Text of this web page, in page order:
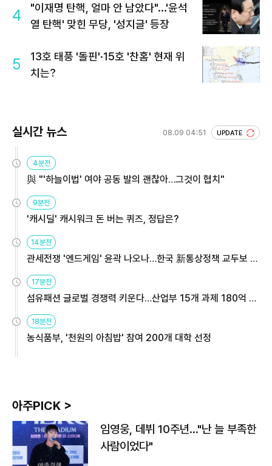
4
"이재명 탄핵, 얼마 안 남았다"...'윤석
열 탄핵' 맞힌 무당, '성지글' 등장
5
13호 태풍 '돌핀'·15호 '찬홈' 현재 위
치는?
실시간 뉴스 08.09 04:51 UPDATE
4분전
與 "'하늘이법' 여야 공동 발의 괜찮아…그것이 협치"
9분전
'캐시딜' 캐시워크 돈 버는 퀴즈, 정답은?
14분전
관세전쟁 '엔드게임' 윤곽 나오나…한국 新통상정책 교두보 활
17분전
섬유패션 글로벌 경쟁력 키운다…산업부 15개 과제 180억 지
18분전
농식품부, '천원의 아침밥' 참여 200개 대학 선정
아주PICK >
임영웅, 데뷔 10주년…"난 늘 부족한
사람이었다"